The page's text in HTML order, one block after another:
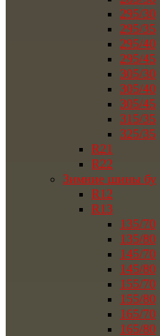
295/30
295/35
295/40
295/45
305/30
305/40
305/45
315/35
325/35
R21
R22
Зимние шины бу
R12
R13
135/70
135/80
145/70
145/80
155/70
155/80
165/70
165/80